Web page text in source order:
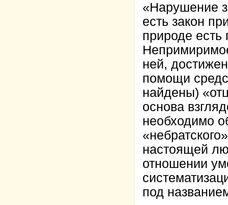
«Нарушение
есть закон
природе есть
ней,
помощи
найдены)
основа
необходимо
настоящей
отношении
под